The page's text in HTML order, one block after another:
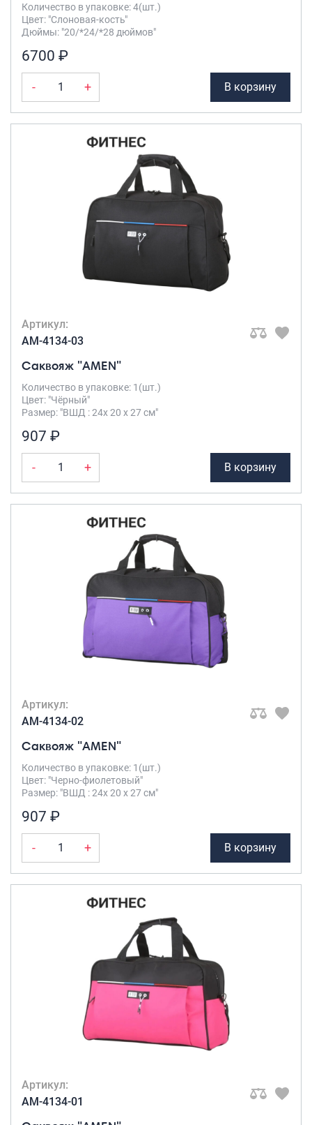
Количество в упаковке: 4(шт.)
Цвет: "Слоновая-кость"
Дюймы: "20/*24/*28 дюймов"
6700 ₽
- + В корзину
Артикул:
AM-4134-03
Саквояж "AMEN"
Количество в упаковке: 1(шт.)
Цвет: "Чёрный"
Размер: "ВШД : 24х 20 х 27 см"
907 ₽
- + В корзину
Артикул:
AM-4134-02
Саквояж "AMEN"
Количество в упаковке: 1(шт.)
Цвет: "Черно-фиолетовый"
Размер: "ВШД : 24х 20 х 27 см"
907 ₽
- + В корзину
Артикул:
AM-4134-01